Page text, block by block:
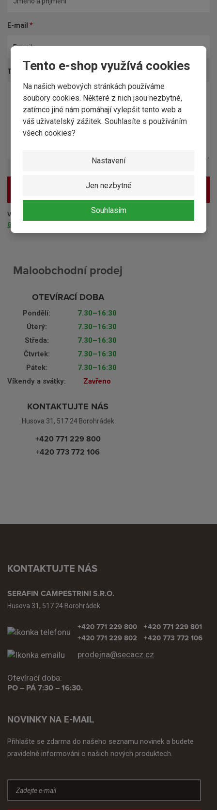
Tento e-shop využívá cookies
Na našich webových stránkách používáme
soubory cookies. Některé z nich jsou nezbytné,
zatímco jiné nám pomáhají vylepšit tento web a
váš uživatelský zážitek. Souhlasíte s používáním
všech cookies?
Nastavení
Jen nezbytné
Souhlasím
E-mail *
Text dotazu *
ODESLAT ZPRÁVU
Vaše osobní údaje nejsou nikde zveřejňovány a splňují požadavky
GDPR
Maloobchodní prodej
OTEVÍRACÍ DOBA
Pondělí:
7.30–16:30
Úterý:
7.30–16:30
Středa:
7.30–16:30
Čtvrtek:
7.30–16:30
Pátek:
7.30–16:30
Víkendy a svátky:
Zavřeno
KONTAKTUJTE NÁS
Husova 31, 517 24 Borohrádek
+420 771 229 800
+420 773 772 106
KONTAKTUJTE NÁS
SERAFIN CAMPESTRINI S.R.O.
Husova 31, 517 24 Borohrádek
+420 771 229 800
+420 771 229 802
+420 771 229 801
+420 773 772 106
prodejna@secacz.cz
Otevírací doba:
PO – PÁ 7:30 – 16:30.
NOVINKY NA E-MAIL
Přihlašte se zdarma do našeho seznamu novinek a budete
pravidelně informováni o našich nových produktech.